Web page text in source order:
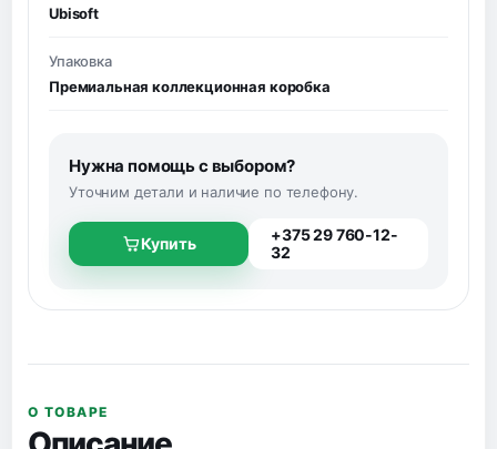
Ubisoft
Упаковка
Премиальная коллекционная коробка
Нужна помощь с выбором?
Уточним детали и наличие по телефону.
Купить
+375 29 760-12-
32
О ТОВАРЕ